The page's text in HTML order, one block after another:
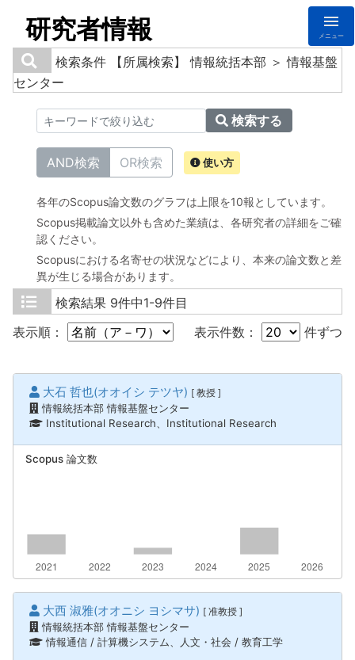
研究者情報 メニュー
検索条件
【所属検索】 情報統括本部 ＞ 情報基盤
センター
検索する
AND検索 OR検索 使い方
各年のScopus論文数のグラフは上限を10報としています。
Scopus掲載論文以外も含めた業績は、各研究者の詳細をご確
認ください。
Scopusにおける名寄せの状況などにより、本来の論文数と差
異が生じる場合があります。
検索結果 9件中1-9件目
表示順：
表示件数： 件ずつ
大石 哲也(オオイシ テツヤ) [ 教授 ]
情報統括本部 情報基盤センター
Institutional Research、Institutional Research
Scopus 論文数
大西 淑雅(オオニシ ヨシマサ) [ 准教授 ]
情報統括本部 情報基盤センター
情報通信 / 計算機システム、人文・社会 / 教育工学